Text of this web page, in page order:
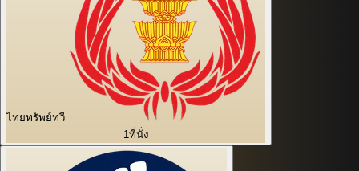
ไทยทรัพย์ทวี
1ที่นั่ง